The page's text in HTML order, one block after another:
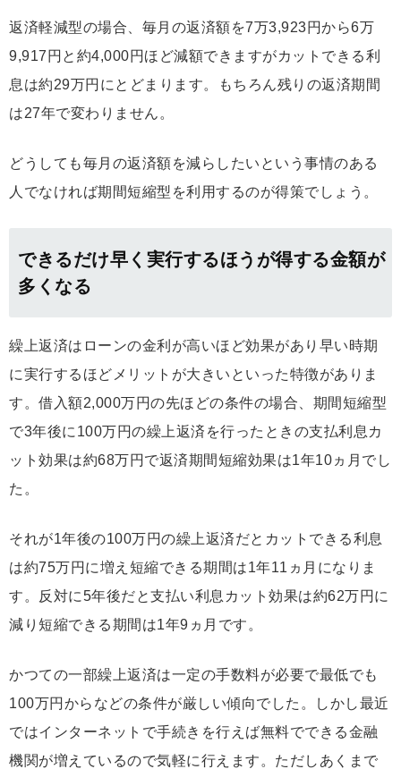
返済軽減型の場合、毎月の返済額を7万3,923円から6万
9,917円と約4,000円ほど減額できますがカットできる利
息は約29万円にとどまります。もちろん残りの返済期間
は27年で変わりません。
どうしても毎月の返済額を減らしたいという事情のある
人でなければ期間短縮型を利用するのが得策でしょう。
できるだけ早く実行するほうが得する金額が
多くなる
繰上返済はローンの金利が高いほど効果があり早い時期
に実行するほどメリットが大きいといった特徴がありま
す。借入額2,000万円の先ほどの条件の場合、期間短縮型
で3年後に100万円の繰上返済を行ったときの支払利息カ
ット効果は約68万円で返済期間短縮効果は1年10ヵ月でし
た。
それが1年後の100万円の繰上返済だとカットできる利息
は約75万円に増え短縮できる期間は1年11ヵ月になりま
す。反対に5年後だと支払い利息カット効果は約62万円に
減り短縮できる期間は1年9ヵ月です。
かつての一部繰上返済は一定の手数料が必要で最低でも
100万円からなどの条件が厳しい傾向でした。しかし最近
ではインターネットで手続きを行えば無料でできる金融
機関が増えているので気軽に行えます。ただしあくまで